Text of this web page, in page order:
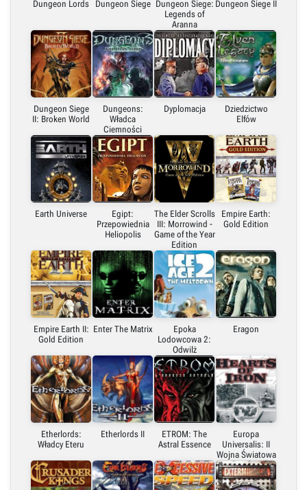
Dungeon Lords Dungeon Siege Dungeon Siege:
Legends of
Aranna
Dungeon Siege II
Dungeon Siege
II: Broken World
Dungeons:
Władca
Ciemności
Dyplomacja
Dziedzictwo
Elfów
Earth Universe
Egipt:
Przepowiednia
Heliopolis
The Elder Scrolls
III: Morrowind -
Game of the Year
Edition
Empire Earth:
Gold Edition
Empire Earth II:
Gold Edition
Enter The Matrix
Epoka
Lodowcowa 2:
Odwilż
Eragon
Etherlords:
Władcy Eteru
Etherlords II
ETROM: The
Astral Essence
Europa
Universalis: II
Wojna Światowa